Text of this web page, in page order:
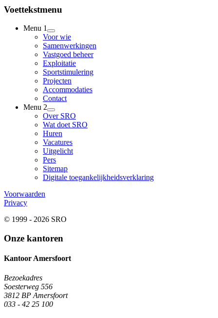
Voettekstmenu
Menu 1
Voor wie
Samenwerkingen
Vastgoed beheer
Exploitatie
Sportstimulering
Projecten
Accommodaties
Contact
Menu 2
Over SRO
Wat doet SRO
Huren
Vacatures
Uitgelicht
Pers
Sitemap
Digitale toegankelijkheidsverklaring
Voorwaarden
Privacy
© 1999 - 2026 SRO
Onze kantoren
Kantoor Amersfoort
Bezoekadres
Soesterweg 556
3812 BP Amersfoort
033 - 42 25 100